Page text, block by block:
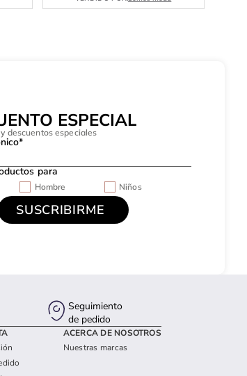
ESPECIAL
descuentos especiales
para
Hombre
Niños
Seguimiento
de pedido
ACERCA DE NOSOTROS
Nuestras marcas